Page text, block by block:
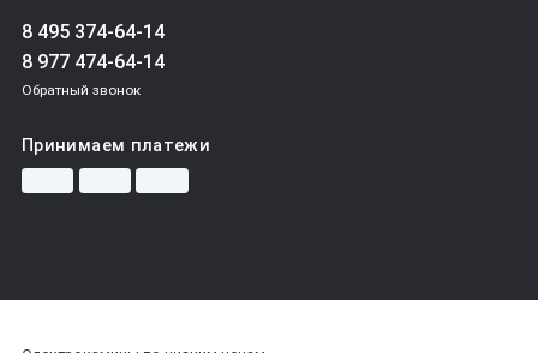
8 495 374-64-14
8 977 474-64-14
Обратный звонок
Принимаем платежи